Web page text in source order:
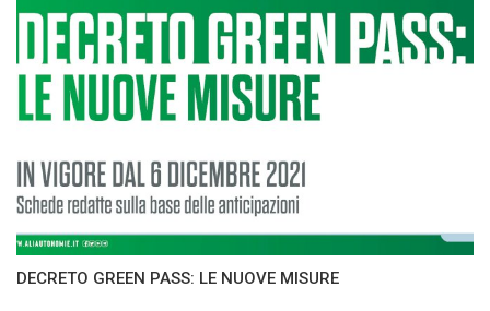
DECRETO GREEN PASS: LE NUOVE MISURE